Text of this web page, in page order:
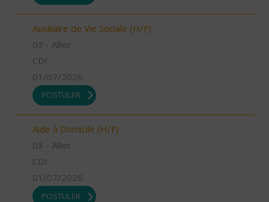
Auxiliaire de Vie Sociale (H/F)
03 - Allier
CDI
01/07/2026
POSTULER
Aide à Domicile (H/F)
03 - Allier
CDI
01/07/2026
POSTULER